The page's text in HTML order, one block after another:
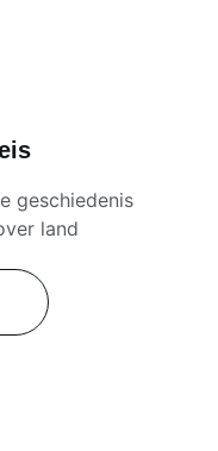
geschiedenis
land